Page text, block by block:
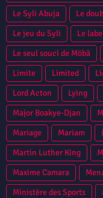
Le Syli Abuja
Le
Le jeu du Syli
Le
Le seul souci de Möbã
Limite
Limited
Lord Acton
Lying
Major Boakye-Djan
Mariage
Mariam
Martin Luther King
Maxime Camara
Ministère des Sports